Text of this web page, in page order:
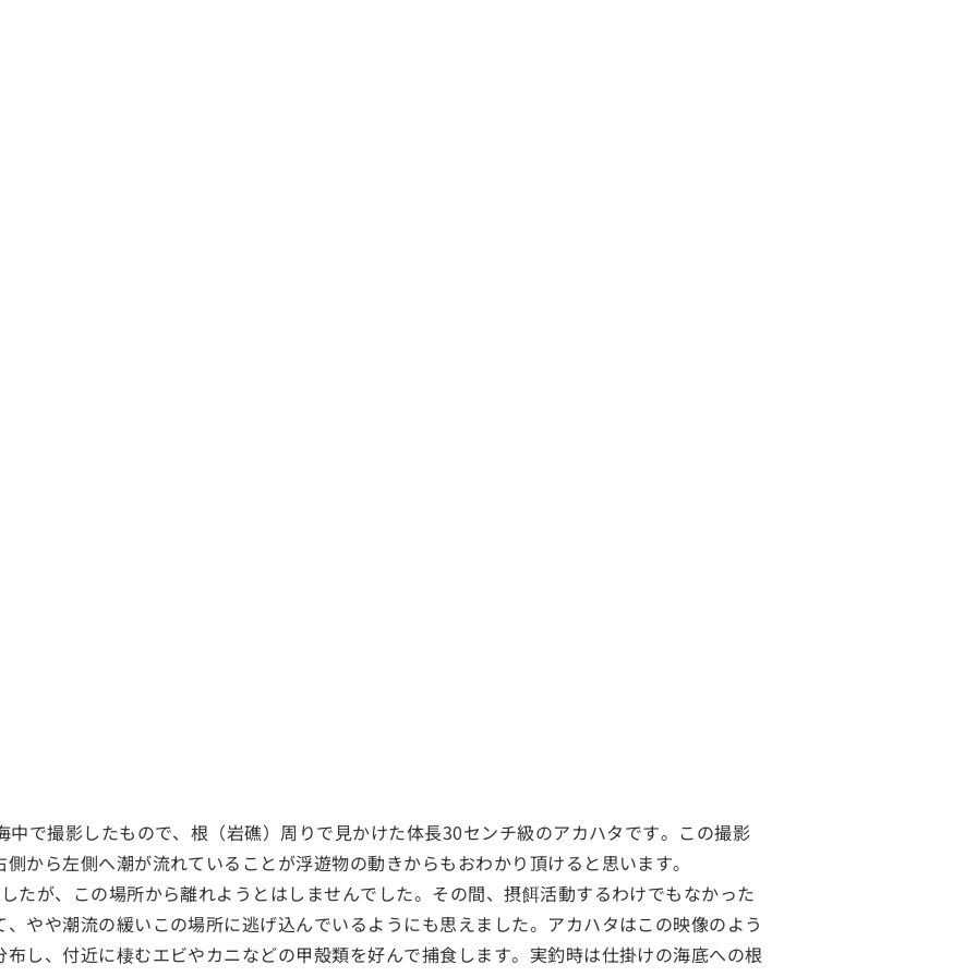
で撮影したもので、根（岩礁）周りで見かけた体長30センチ級のアカハタです。この撮影
から左側へ潮が流れていることが浮遊物の動きからもおわかり頂けると思います。
たが、この場所から離れようとはしませんでした。その間、摂餌活動するわけでもなかった
やや潮流の緩いこの場所に逃げ込んでいるようにも思えました。アカハタはこの映像のよう
し、付近に棲むエビやカニなどの甲殻類を好んで捕食します。実釣時は仕掛けの海底への根